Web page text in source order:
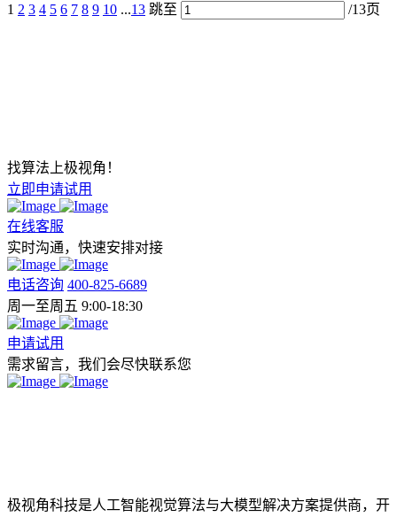
1 2 3 4 5 6 7 8 9 10 ...13 跳至 /13页
找算法上极视角！
立即申请试用
在线客服
实时沟通，快速安排对接
电话咨询 400-825-6689
周一至周五 9:00-18:30
申请试用
需求留言，我们会尽快联系您
极视角科技是人工智能视觉算法与大模型解决方案提供商，开